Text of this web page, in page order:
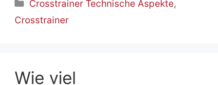
Crosstrainer Technische Aspekte,
Crosstrainer
Wie viel